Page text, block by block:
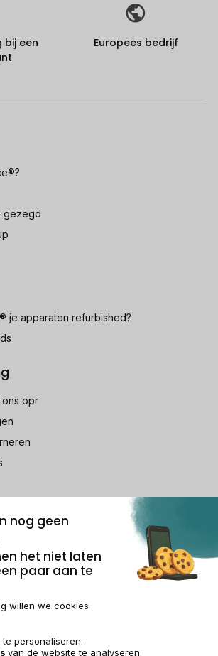
bij een
Europees bedrijf
gezegd
je apparaten refurbished?
ons opr
betaling
& AGBeheer van cookies
Toegankelijkheid